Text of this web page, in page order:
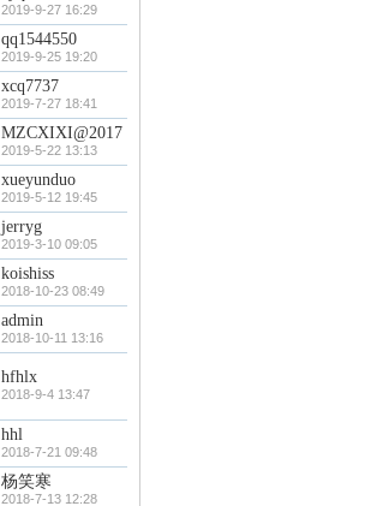
2019-9-27 16:29
qq1544550
2019-9-25 19:20
xcq7737
2019-7-27 18:41
MZCXIXI@2017
2019-5-22 13:13
xueyunduo
2019-5-12 19:45
jerryg
2019-3-10 09:05
koishiss
2018-10-23 08:49
admin
2018-10-11 13:16
hfhlx
2018-9-4 13:47
hhl
2018-7-21 09:48
杨笑寒
2018-7-13 12:28